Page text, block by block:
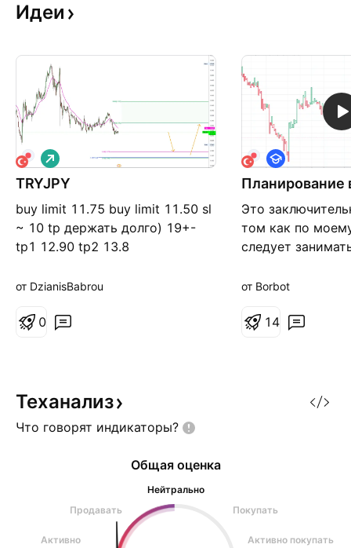
Идеи
TRYJPY
buy limit 11.75 buy limit 11.50 sl
~ 10 tp держать долго) 19+-
tp1 12.90 tp2 13.8
Д
л
и
н
а
я
от DzianisBabrou
0
Планирование
Это
том как по
следует
возможно
временем и
О
б
у
е
и
е
от Borbot
1 4
Теханализ
Что говорят индикаторы?
Общая оценка
Нейтрально
Продавать
Покупать
Активно
Активно покупать